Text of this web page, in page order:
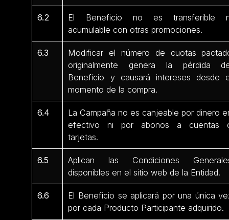
6.2
El Beneficio no es transferible
acumulable con otras promociones.
6.3
Modificar el número de cuotas
originalmente genera la pérdida
Beneficio y causará intereses desde
momento de la compra.
6.4
La Campaña no es canjeable por dinero
efectivo ni por abonos a cuentas
tarjetas.
6.5
Aplican las Condiciones
disponibles en el sitio web de la Entidad.
6.6
El Beneficio se aplicará por una única
por cada Producto Participante adquirido.